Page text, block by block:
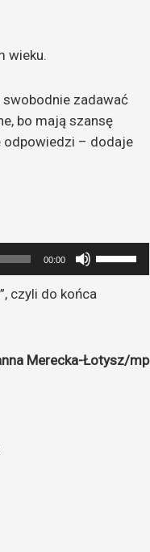
wieku.
swobodnie zadawać
bo mają szansę
odpowiedzi – dodaje
00:00
strzałek
do
do
czyli do końca
Merecka-Łotysz/mp